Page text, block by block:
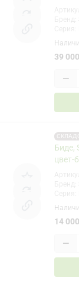
39
−
Биде,
цвет-
14
−